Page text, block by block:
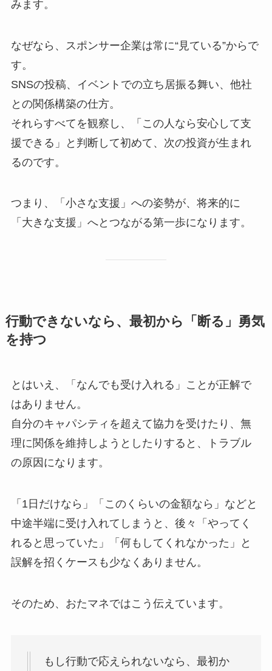
みます。
なぜなら、スポンサー企業は常に“見ている”からで
す。
SNSの投稿、イベントでの立ち居振る舞い、他社
との関係構築の仕方。
それらすべてを観察し、「この人なら安心して支
援できる」と判断して初めて、次の投資が生まれ
るのです。
つまり、「小さな支援」への姿勢が、将来的に
「大きな支援」へとつながる第一歩になります。
行動できないなら、最初から「断る」勇気
を持つ
とはいえ、「なんでも受け入れる」ことが正解で
はありません。
自分のキャパシティを超えて協力を受けたり、無
理に関係を維持しようとしたりすると、トラブル
の原因になります。
「1日だけなら」「このくらいの金額なら」などと
中途半端に受け入れてしまうと、後々「やってく
れると思っていた」「何もしてくれなかった」と
誤解を招くケースも少なくありません。
そのため、おたマネではこう伝えています。
もし行動で応えられないなら、最初か